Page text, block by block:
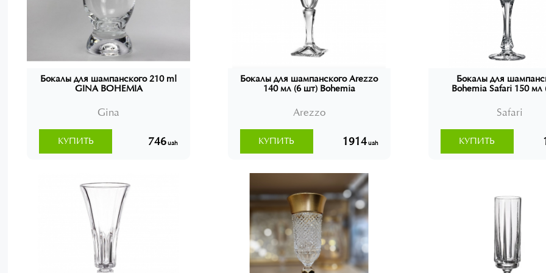
Бокалы для шампанского 210 ml
GINA BOHEMIA
Gina
746uah
КУПИТЬ
Бокалы для шампанского Arezzo
140 мл (6 шт) Bohemia
Arezzo
1914uah
КУПИТЬ
Бокалы для
Bohemia Safari 150 мл
Safari
КУПИТЬ